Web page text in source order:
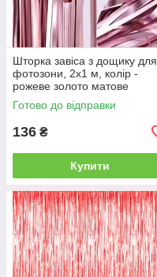
Шторка завіса з дощику для
фотозони, 2х1 м, колір -
рожеве золото матове
Готово до відправки
136 ₴
Купити